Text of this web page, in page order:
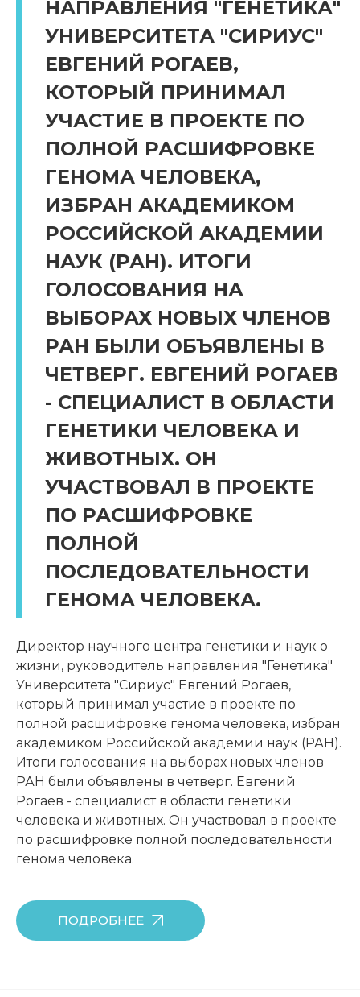
НАПРАВЛЕНИЯ "ГЕНЕТИКА"
УНИВЕРСИТЕТА "СИРИУС"
ЕВГЕНИЙ РОГАЕВ,
КОТОРЫЙ ПРИНИМАЛ
УЧАСТИЕ В ПРОЕКТЕ ПО
ПОЛНОЙ РАСШИФРОВКЕ
ГЕНОМА ЧЕЛОВЕКА,
ИЗБРАН АКАДЕМИКОМ
РОССИЙСКОЙ АКАДЕМИИ
НАУК (РАН). ИТОГИ
ГОЛОСОВАНИЯ НА
ВЫБОРАХ НОВЫХ ЧЛЕНОВ
РАН БЫЛИ ОБЪЯВЛЕНЫ В
ЧЕТВЕРГ. ЕВГЕНИЙ РОГАЕВ
- СПЕЦИАЛИСТ В ОБЛАСТИ
ГЕНЕТИКИ ЧЕЛОВЕКА И
ЖИВОТНЫХ. ОН
УЧАСТВОВАЛ В ПРОЕКТЕ
ПО РАСШИФРОВКЕ
ПОЛНОЙ
ПОСЛЕДОВАТЕЛЬНОСТИ
ГЕНОМА ЧЕЛОВЕКА.
Директор научного центра генетики и наук о
жизни, руководитель направления "Генетика"
Университета "Сириус" Евгений Рогаев,
который принимал участие в проекте по
полной расшифровке генома человека, избран
академиком Российской академии наук (РАН).
Итоги голосования на выборах новых членов
РАН были объявлены в четверг. Евгений
Рогаев - специалист в области генетики
человека и животных. Он участвовал в проекте
по расшифровке полной последовательности
генома человека.
ПОДРОБНЕЕ